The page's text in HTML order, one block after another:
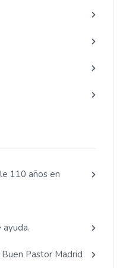
110 años en
ayuda.
Pastor Madrid